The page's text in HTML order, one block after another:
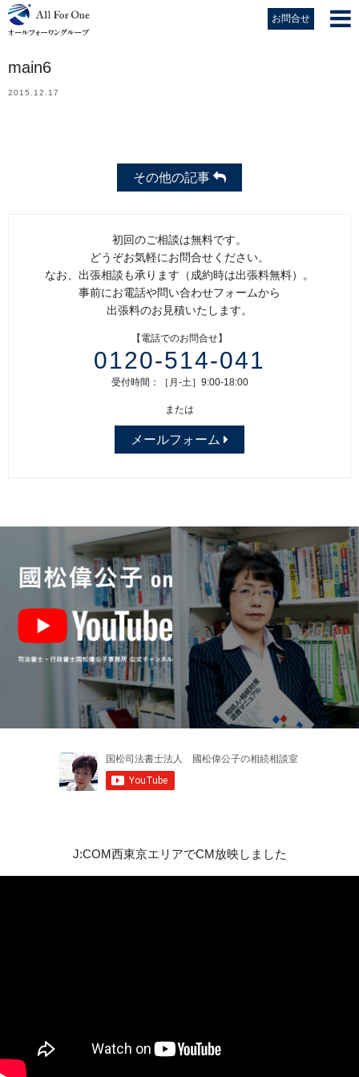
お問合せ
main6
2015.12.17
その他の記事
初回のご相談は無料です。
どうぞお気軽にお問合せください。
なお、出張相談も承ります（成約時は出張料無料）。
事前にお電話や問い合わせフォームから
出張料のお見積いたします。
【電話でのお問合せ】
0120-514-041
受付時間：［月-土］9:00-18:00
または
メールフォーム
J:COM西東京エリアでCM放映しました